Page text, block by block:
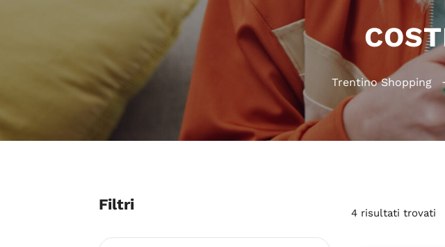
Trentino Shopping
Filtri 4 risultati trovati